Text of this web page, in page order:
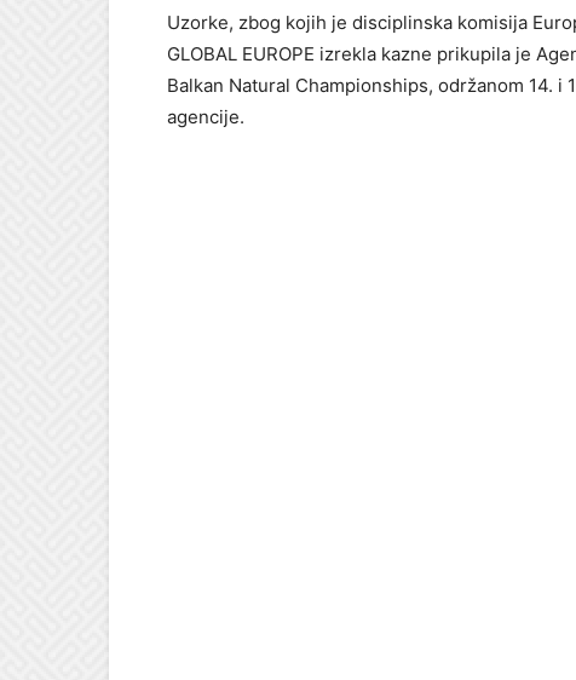
Uzorke, zbog kojih je disciplinska komisija
GLOBAL EUROPE izrekla kazne prikupila je
Balkan Natural Championships, održanom 14. i
agencije.